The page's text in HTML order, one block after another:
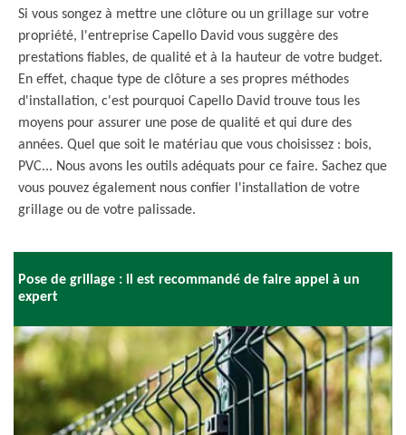
Si vous songez à mettre une clôture ou un grillage sur votre
propriété, l'entreprise Capello David vous suggère des
prestations fiables, de qualité et à la hauteur de votre budget.
En effet, chaque type de clôture a ses propres méthodes
d'installation, c'est pourquoi Capello David trouve tous les
moyens pour assurer une pose de qualité et qui dure des
années. Quel que soit le matériau que vous choisissez : bois,
PVC... Nous avons les outils adéquats pour ce faire. Sachez que
vous pouvez également nous confier l'installation de votre
grillage ou de votre palissade.
Pose de grillage : il est recommandé de faire appel à un
expert